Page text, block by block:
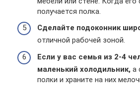
получается полка.
Сделайте подоконник
отличной рабочей зоной.
Если у вас семья из 2-4
маленький холодильник, а
полки и храните на них